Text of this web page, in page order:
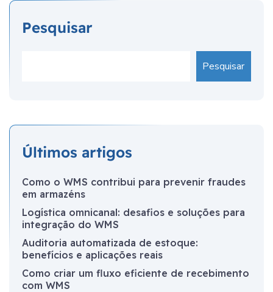
Pesquisar
Pesquisar
Últimos artigos
Como o WMS contribui para prevenir fraudes
em armazéns
Logística omnicanal: desafios e soluções para
integração do WMS
Auditoria automatizada de estoque:
benefícios e aplicações reais
Como criar um fluxo eficiente de recebimento
com WMS